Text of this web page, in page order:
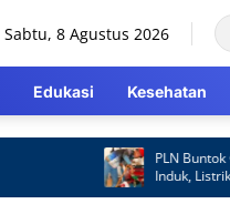
Sabtu, 8 Agustus 2026
Edukasi Kesehatan
PLN Buntok
Induk, Listrik
Cepat